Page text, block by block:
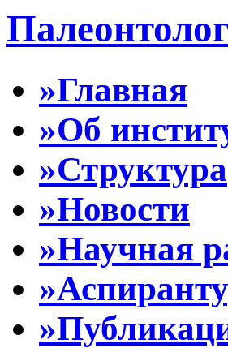
»Главная
»Об
»Структура
»Новости
»Научная